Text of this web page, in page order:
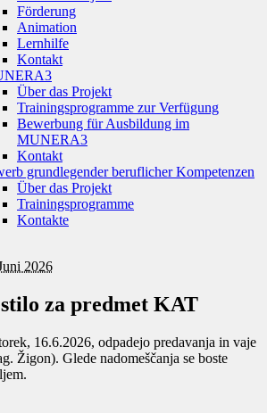
Förderung
Animation
Lernhilfe
Kontakt
Über das Projekt
Trainingsprogramme zur Verfügung
Bewerbung für Ausbildung im
MUNERA3
Kontakt
grundlegender beruflicher Kompetenzen
Über das Projekt
Trainingsprogramme
Kontakte
2026
za predmet KAT
16.6.2026, odpadejo predavanja in vaje
Žigon). Glede nadomeščanja se boste